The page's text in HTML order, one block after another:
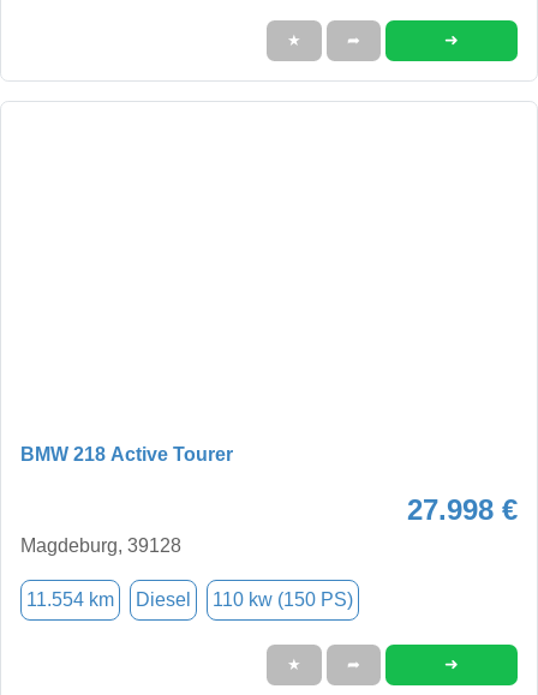
★ ➦ ➜
BMW 218 Active Tourer
27.998 €
Magdeburg, 39128
11.554 km Diesel 110 kw (150 PS)
★ ➦ ➜